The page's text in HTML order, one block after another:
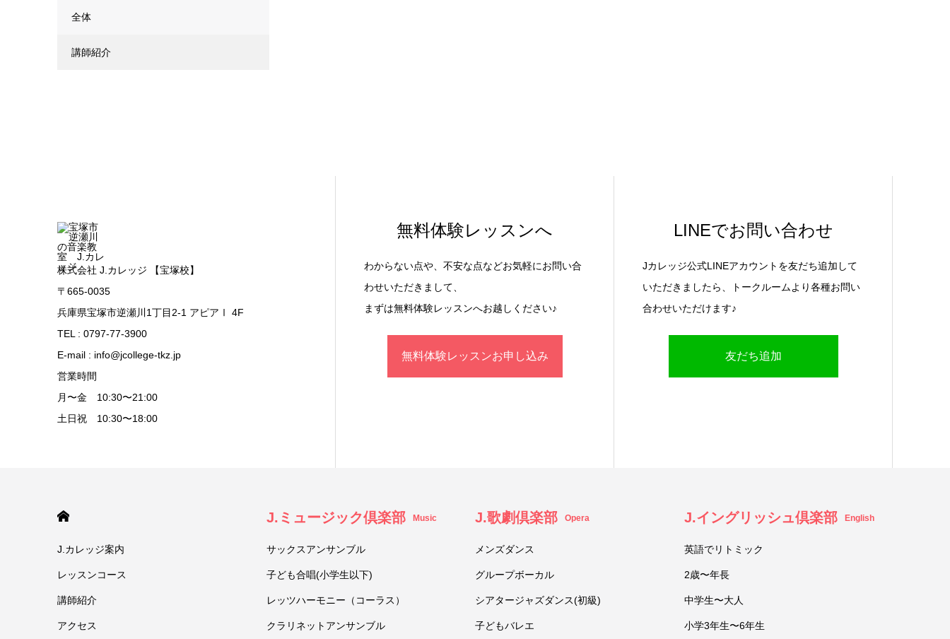
全体
講師紹介
株式会社 J.カレッジ 【宝塚校】
〒665-0035
兵庫県宝塚市逆瀬川1丁目2-1 アピアⅠ 4F
TEL : 0797-77-3900
E-mail : info@jcollege-tkz.jp
営業時間
月〜金 10:30〜21:00
土日祝 10:30〜18:00
無料体験レッスンへ
わからない点や、不安な点などお気軽にお問い合
わせいただきまして、
まずは無料体験レッスンへお越しください♪
無料体験レッスンお申し込み
LINEでお問い合わせ
Jカレッジ公式LINEアカウントを友だち追加して
いただきましたら、トークルームより各種お問い
合わせいただけます♪
友だち追加
J.カレッジ案内
レッスンコース
講師紹介
アクセス
J.ミュージック倶楽部 Music
サックスアンサンブル
子ども合唱(小学生以下)
レッツハーモニー（コーラス）
クラリネットアンサンブル
J.歌劇倶楽部 Opera
メンズダンス
グループボーカル
シアタージャズダンス(初級)
子どもバレエ
J.イングリッシュ倶楽部 English
英語でリトミック
2歳〜年長
中学生〜大人
小学3年生〜6年生